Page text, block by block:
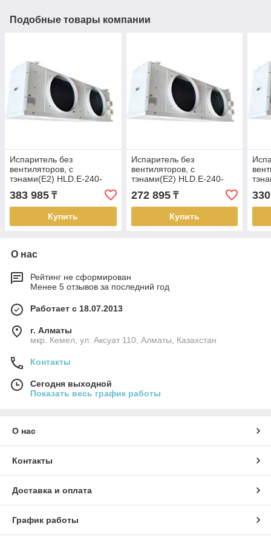
Подобные товары компании
Испаритель без
вентиляторов, с
тэнами(Е2) HLD.E-240-
383 985 ₸
Купить
Испаритель без
вентиляторов, с
тэнами(Е2) HLD.E-240-
272 895₸
Купить
О нас
Рейтинг не сформирован
Менее 5 отзывов за последний год
Работает с 18.07.2013
г. Алматы
мкр. Кемел, ул. Аксуат 110, Алматы, Казахстан
Контакты
Сегодня выходной
Показать весь график работы
О нас
Контакты
Доставка и оплата
График работы